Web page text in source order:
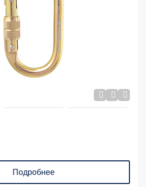
Подробнее